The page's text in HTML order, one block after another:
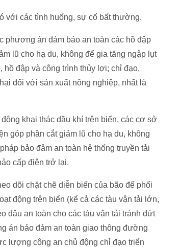
với các tình huống, sự cố bất thường.
phương án đảm bảo an toàn các hồ đập
lũ cho hạ du, không để gia tăng ngập lụt
hồ đập và công trình thủy lợi; chỉ đạo,
đối với sản xuất nông nghiệp, nhất là
khai thác dầu khí trên biển, các cơ sở
góp phần cắt giảm lũ cho hạ du, không
bảo đảm an toàn hệ thống truyền tải
cấp điện trở lại.
dõi chặt chẽ diễn biến của bão để phối
động trên biển (kể cả các tàu vận tải lớn,
đậu an toàn cho các tàu vận tải tránh đứt
án bảo đảm an toàn giao thông đường
lượng công an chủ động chỉ đạo triển